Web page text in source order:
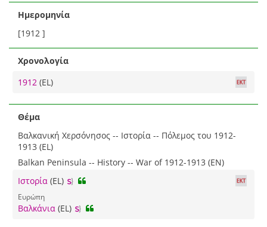
Ημερομηνία
[1912 ]
Χρονολογία
1912 (EL)
Θέμα
Βαλκανική Χερσόνησος -- Ιστορία -- Πόλεμος του 1912-
1913 (EL)
Balkan Peninsula -- History -- War of 1912-1913 (EN)
Ιστορία (EL)
Ευρώπη
Βαλκάνια (EL)